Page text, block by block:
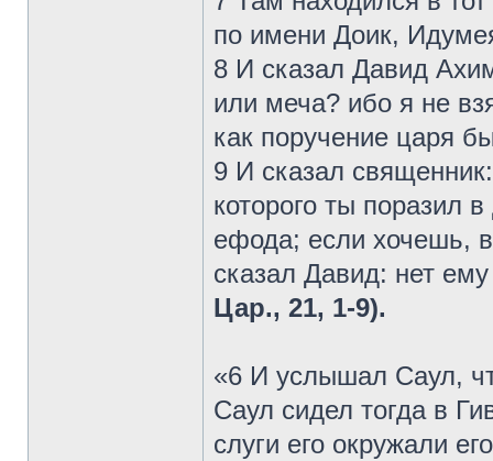
по имени Доик,
8 И сказал Давид
или меча? ибо я не
как поручение царя
9 И сказал
которого ты поразил
ефода; если хочешь,
сказал Давид: нет
Цар., 21, 1-9).
«6 И услышал Саул,
Саул сидел тогда в
слуги его окружали